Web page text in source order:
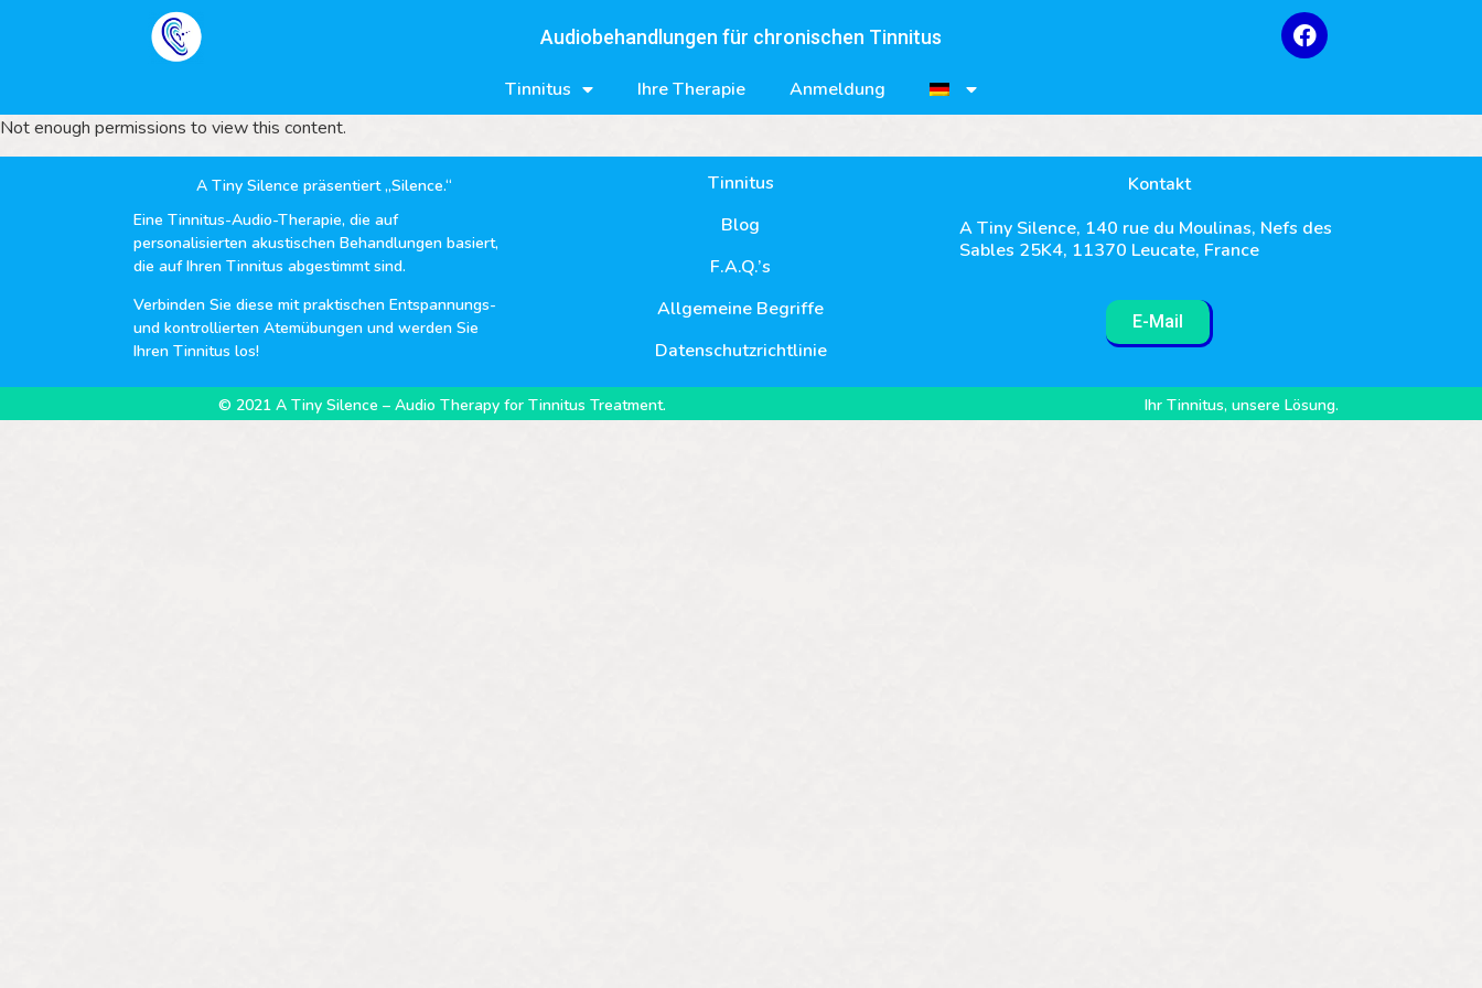
Audiobehandlungen für chronischen Tinnitus
Tinnitus Ihre Therapie
Anmeldung
Not enough permissions to view this content.
A Tiny Silence präsentiert „Silence.“
Eine Tinnitus-Audio-Therapie, die auf
personalisierten akustischen Behandlungen basiert,
die auf Ihren Tinnitus abgestimmt sind.
Verbinden Sie diese mit praktischen Entspannungs-
und kontrollierten Atemübungen und werden Sie
Ihren Tinnitus los!
Tinnitus
Blog
F.A.Q.’s
Allgemeine Begriffe
Datenschutzrichtlinie
Kontakt
A Tiny Silence, 140 rue du Moulinas, Nefs des
Sables 25K4, 11370 Leucate, France
E-Mail
© 2021 A Tiny Silence – Audio Therapy for Tinnitus Treatment. Ihr Tinnitus, unsere Lösung.